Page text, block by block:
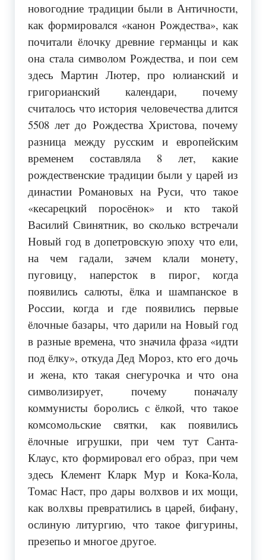
новогодние традиции были в Античности,
как формировался «канон Рождества», как
почитали ёлочку древние германцы и как
она стала символом Рождества, и пои сем
здесь Мартин Лютер, про юлианский и
григорианский календари, почему
считалось что история человечества длится
5508 лет до Рождества Христова, почему
разница между русским и европейским
временем составляла 8 лет, какие
рождественские традиции были у царей из
династии Романовых на Руси, что такое
«кесарецкий поросёнок» и кто такой
Василий Свинятник, во сколько встречали
Новый год в допетровскую эпоху что ели,
на чем гадали, зачем клали монету,
пуговицу, наперсток в пирог, когда
появились салюты, ёлка и шампанское в
России, когда и где появились первые
ёлочные базары, что дарили на Новый год
в разные времена, что значила фраза «идти
под ёлку», откуда Дед Мороз, кто его дочь
и жена, кто такая снегурочка и что она
символизирует, почему поначалу
коммунисты боролись с ёлкой, что такое
комсомольские святки, как появились
ёлочные игрушки, при чем тут Санта-
Клаус, кто формировал его образ, при чем
здесь Клемент Кларк Мур и Кока-Кола,
Томас Наст, про дары волхвов и их мощи,
как волхвы превратились в царей, бифану,
ослиную литургию, что такое фигурины,
презепьо и многое другое.